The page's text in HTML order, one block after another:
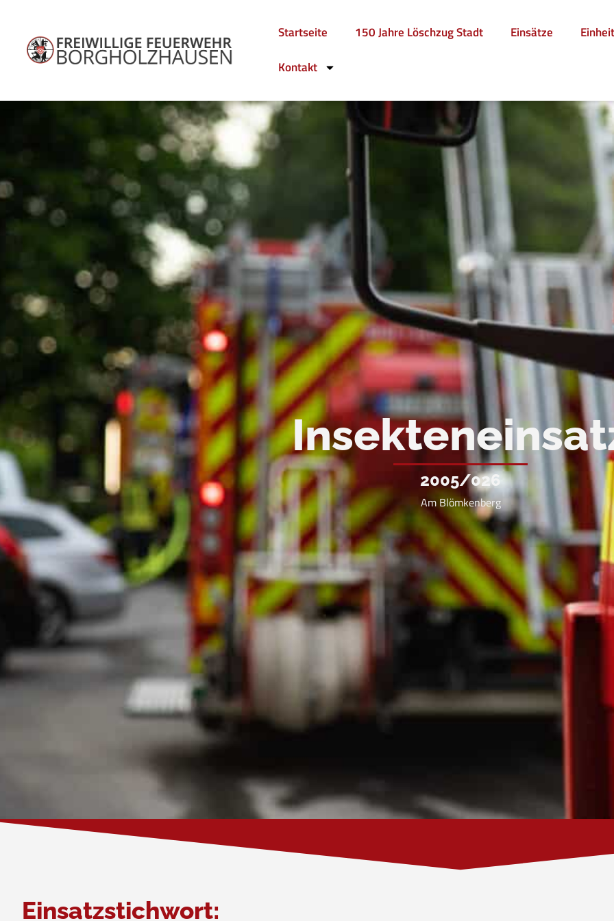
Startseite 150 Jahre Löschzug Stadt Einsätze
Kontakt
2005/026
Am Blömkenberg
Einsatzstichwort: